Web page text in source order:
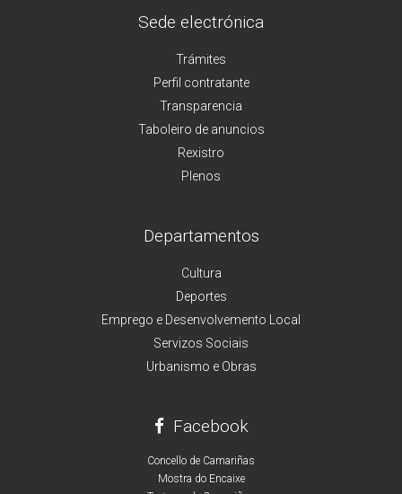
Sede electrónica
Trámites
Perfil contratante
Transparencia
Taboleiro de anuncios
Rexistro
Plenos
Departamentos
Cultura
Deportes
Emprego e Desenvolvemento Local
Servizos Sociais
Urbanismo e Obras
Facebook
Concello de Camariñas
Mostra do Encaixe